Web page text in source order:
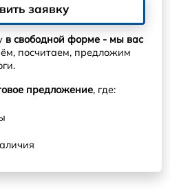
заявку
в свободной форме - мы вас
посчитаем, предложим
предложение, где: